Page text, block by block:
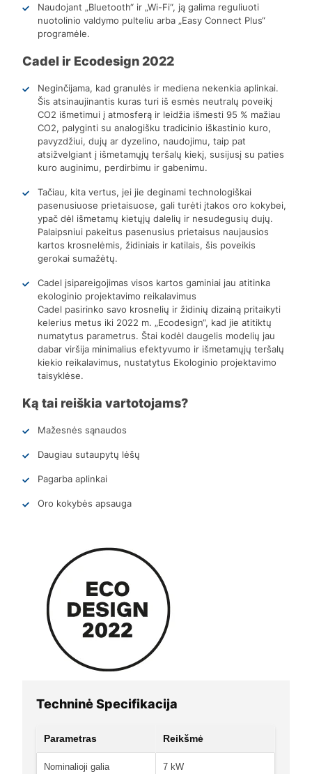
Naudojant „Bluetooth“ ir „Wi-Fi“, ją galima reguliuoti
nuotolinio valdymo pulteliu arba „Easy Connect Plus“
programėle.
Cadel ir Ecodesign 2022
Neginčijama, kad granulės ir mediena nekenkia aplinkai.
Šis atsinaujinantis kuras turi iš esmės neutralų poveikį
CO2 išmetimui į atmosferą ir leidžia išmesti 95 % mažiau
CO2, palyginti su analogišku tradicinio iškastinio kuro,
pavyzdžiui, dujų ar dyzelino, naudojimu, taip pat
atsižvelgiant į išmetamųjų teršalų kiekį, susijusį su paties
kuro auginimu, perdirbimu ir gabenimu.
Tačiau, kita vertus, jei jie deginami technologiškai
pasenusiuose prietaisuose, gali turėti įtakos oro kokybei,
ypač dėl išmetamų kietųjų dalelių ir nesudegusių dujų.
Palaipsniui pakeitus pasenusius prietaisus naujausios
kartos krosnelėmis, židiniais ir katilais, šis poveikis
gerokai sumažėtų.
Cadel įsipareigojimas visos kartos gaminiai jau atitinka
ekologinio projektavimo reikalavimus
Cadel pasirinko savo krosnelių ir židinių dizainą pritaikyti
kelerius metus iki 2022 m. „Ecodesign“, kad jie atitiktų
numatytus parametrus. Štai kodėl daugelis modelių jau
dabar viršija minimalius efektyvumo ir išmetamųjų teršalų
kiekio reikalavimus, nustatytus Ekologinio projektavimo
taisyklėse.
Ką tai reiškia vartotojams?
Mažesnės sąnaudos
Daugiau sutaupytų lėšų
Pagarba aplinkai
Oro kokybės apsauga
Techninė Specifikacija
Parametras Reikšmė
Nominalioji galia 7 kW